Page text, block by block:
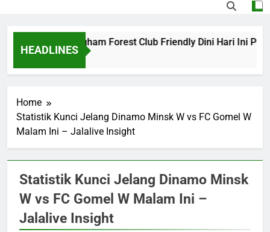
HEADLINES
vs Nottingham Forest Club Friendly Dini Hari Ini
Ago
Home
Statistik Kunci Jelang Dinamo Minsk W vs FC Gomel W
Malam Ini – Jalalive Insight
Statistik Kunci Jelang Dinamo Minsk
W vs FC Gomel W Malam Ini –
Jalalive Insight